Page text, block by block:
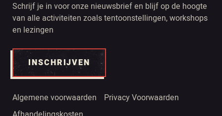
Schrijf je in voor onze nieuwsbrief en blijf op de hoogte
van alle activiteiten zoals tentoonstellingen, workshops
en lezingen
INSCHRIJVEN
Algemene voorwaarden
Privacy Voorwaarden